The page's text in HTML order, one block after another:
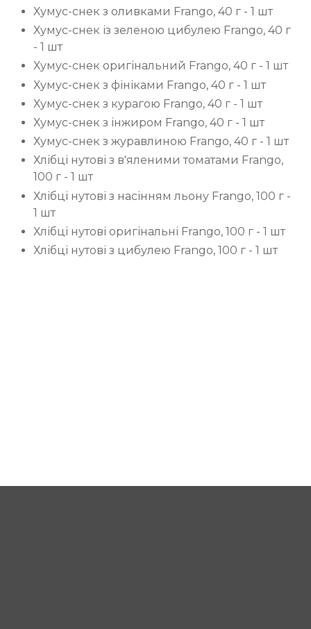
Хумус-снек з оливками Frango, 40 г - 1 шт
Хумус-снек із зеленою цибулею Frango, 40 г
- 1 шт
Хумус-снек оригінальний Frango, 40 г - 1 шт
Хумус-снек з фініками Frango, 40 г - 1 шт
Хумус-снек з курагою Frango, 40 г - 1 шт
Хумус-снек з інжиром Frango, 40 г - 1 шт
Хумус-снек з журавлиною Frango, 40 г - 1 шт
Хлібці нутові з в'яленими томатами Frango,
100 г - 1 шт
Хлібці нутові з насінням льону Frango, 100 г -
1 шт
Хлібці нутові оригінальні Frango, 100 г - 1 шт
Хлібці нутові з цибулею Frango, 100 г - 1 шт